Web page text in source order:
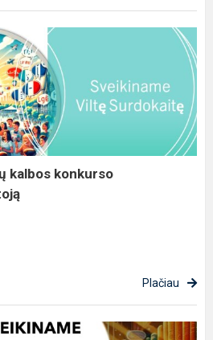
kalbos konkurso
Plačiau